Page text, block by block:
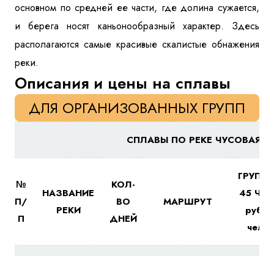
основном по средней ее части, где долина сужается,
и берега носят каньонообразный характер. Здесь
располагаются самые красивые скалистые обнажения
реки.
Описания и цены на сплавы
ДЛЯ ОРГАНИЗОВАННЫХ ГРУПП
СПЛАВЫ ПО РЕКЕ ЧУСОВАЯ
№
П/
П
НАЗВАНИЕ
РЕКИ
КОЛ-
ВО
ДНЕЙ
МАРШРУТ
ГРУППА
45 ЧЕЛ
руб/
чел.